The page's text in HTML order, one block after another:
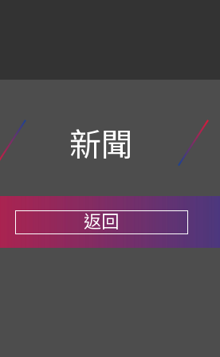
新聞
返回